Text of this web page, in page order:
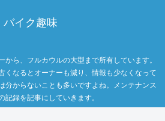
バイク趣味
ら、フルカウルの大型まで所有しています。
くなるとオーナーも減り、情報も少なくなって
分からないことも多いですよね。メンテナンス
記録を記事にしていきます。